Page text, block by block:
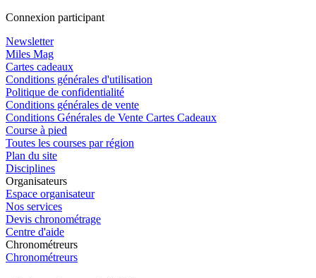
Connexion participant
Newsletter
Miles Mag
Cartes cadeaux
Conditions générales d'utilisation
Politique de confidentialité
Conditions générales de vente
Conditions Générales de Vente Cartes Cadeaux
Course à pied
Toutes les courses par région
Plan du site
Disciplines
Organisateurs
Espace organisateur
Nos services
Devis chronométrage
Centre d'aide
Chronométreurs
Chronométreurs